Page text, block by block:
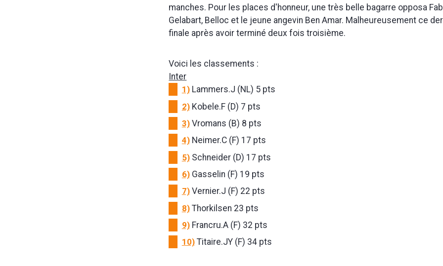
manches. Pour les places d'honneur, une très belle bagarre opposa
Gelabart, Belloc et le jeune angevin Ben Amar. Malheureusement ce
finale après avoir terminé deux fois troisième.
Voici les classements :
Inter
1)Lammers.J (NL) 5 pts
2)Kobele.F (D) 7 pts
3)Vromans (B) 8 pts
4)Neimer.C (F) 17 pts
5)Schneider (D) 17 pts
6)Gasselin (F) 19 pts
7)Vernier.J (F) 22 pts
8)Thorkilsen 23 pts
9)Francru.A (F) 32 pts
10)Titaire.JY (F) 34 pts